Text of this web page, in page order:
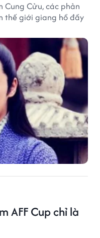
Cung Cửu, các phản
thế giới giang hồ đầy
AFF Cup chỉ là